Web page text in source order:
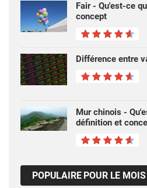
Fair - Qu'est-ce
concept
Différence entre
Mur chinois -
définition et
POPULAIRE POUR LE MOIS